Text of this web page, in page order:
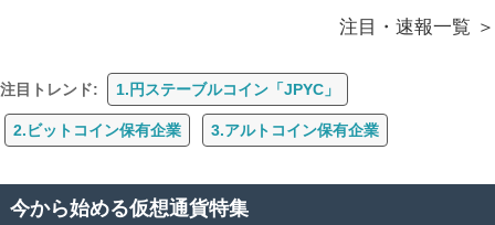
注目・速報一覧
注目トレンド: 1.円ステーブルコイン「JPYC」
2.ビットコイン保有企業 3.アルトコイン保有企業
今から始める仮想通貨特集